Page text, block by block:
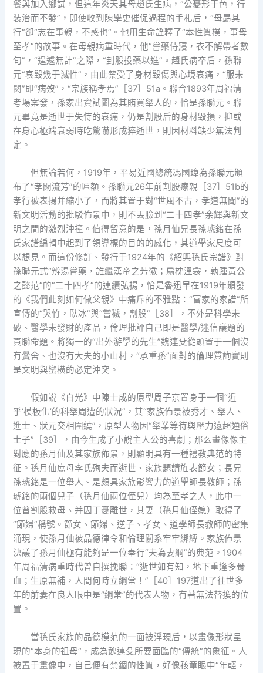
餐與加入鄉試，但這年炎天其母趙氏生病，“公憂形于色，行
裝治而不發”，即使收到陳學史催促過程的手札后，“母勗其
行”卻“志在事親，不惑也”。他用生命詮釋了“本性質樸，事母
至孝”的故事。在母親病重時代，他“嘗藥侍寢，衣不解帶者數
旬”，“遑遽無計”之際，“刲股投藥以進”。趙氏病卒后，孫聯
元“哀毀幾于滅性”，由此禁受了身材毀傷與心境哀痛，“服未
闋”即“病歿”，“宗族稱孝焉”［37］51a。聯合1893年周福清
考場案發，孫家出資試圖為其賄買舉人的，恰是孫聯元。聯
元畢竟是逝世于失恃的哀痛，仍是割股后的身材毀損，抑或
在身心極端衰弱時吃驚嚇形成猝逝世，則因材料缺少無法判
定。
但無論若何，1919年，平易近國總統馮國璋為孫聯元頒
布了“孝闕流芳”的匾額。孫聯元26年前割股療親［37］51b的
孝行被表揚并縮小了，而將其置于對“世風不古，孝道無聞”的
新文明活動的批駁佈景中，則不丟臉到“二十四孝”余輝與新文
明之間的激烈沖撞。值得留意的是，孫月仙兄長孫琥銘在孫
氏家譜編輯中起到了領導標的目的的感化，其道學家尺度可
以想見。而這份修訂、發行于1924年的《紹興孫氏宗譜》對
孫聯元式“辨湯嘗藥，誰繼漢帝之芳徽；扇枕溫衾，孰踵黃公
之懿范”的“二十四孝”的連續弘揚，恰是魯迅早在1919年頒發
的《我們此刻如何做父親》中痛斥的不雅點：“富家的家譜”所
宣傳的“哭竹，臥冰”與“嘗穢，割股”［38］，不外是科學未
破、醫學未發財的產品，倫理批評自己即是醫學/迷信議題的
貫聯命題。將獨一的“出外游學的先生”魏連殳從頭置于一個沒
有黌舍、也沒有大夫的小山村，“承重孫”面對的倫理質詢實則
是文明與蠻橫的必定沖突。
假如說《白光》中陳士成的原型周子京置身于一個“近
乎‘模板化’的科舉周遭的狀況”，其“家族佈景被秀才、舉人、
進士、狀元交相圍繞”，原型人物因“舉業等待與壓力遠超通俗
士子”［39］，由今生成了小說主人公的喜劇；那么畫像像主
對應的孫月仙及其家族佈景，則顯明具有一種禮教典范的特
征。孫月仙庶母李氏殉夫而逝世、家族題請旌表節女；長兄
孫琥銘是一位舉人、是頗具家族影響力的道學師長教師；孫
琥銘的兩個兒子（孫月仙兩位侄兒）均為至孝之人，此中一
位曾割股救母、并因丁憂離世，其妻（孫月仙侄媳）取得了
“節婦”稱號。節女、節婦、逆子、孝女、道學師長教師的密集
涌現，使孫月仙被品德律令和倫理關系牢牢綁縛。家族佈景
決議了孫月仙極有能夠是一位奉行“夫為妻綱”的典范。1904
年周福清病重時代曾自撰挽聯：“逝世如有知，地下重逢多骨
血；生原無補，人間何時立綱常！”［40］197道出了往世多
年的前妻在良人眼中是“綱常”的代表人物，有著無法替換的位
置。
當孫氏家族的品德模范的一面被浮現后，以畫像形狀呈
現的“本身的祖母”，成為魏連殳所要面臨的“傳統”的象征。人
被置于畫像中，自己便有禁錮的性質，好像孩童眼中“年輕，